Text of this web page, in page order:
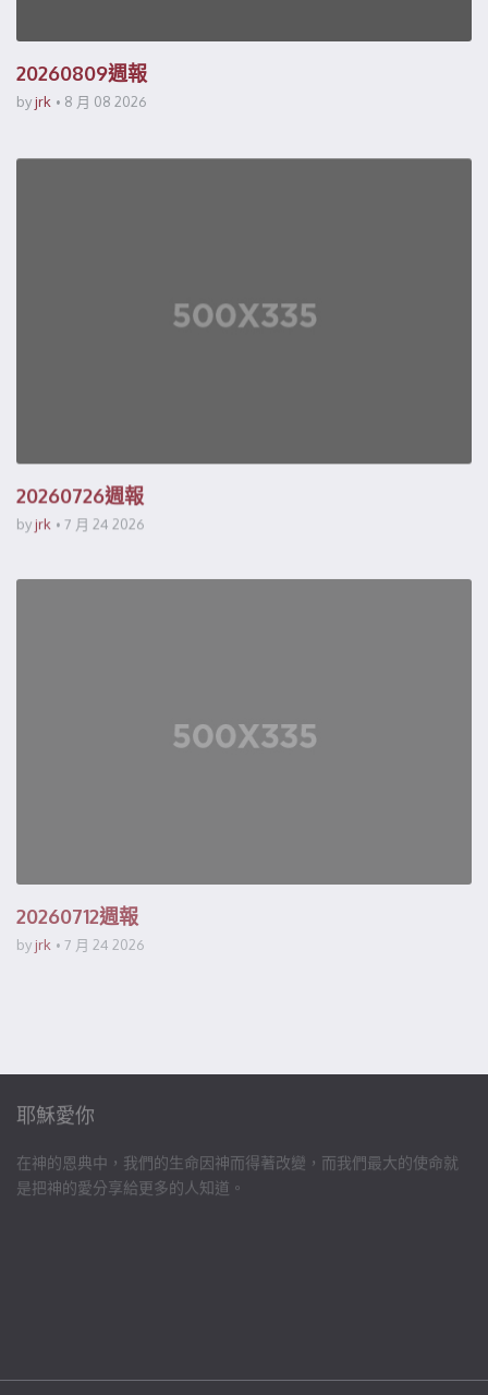
20260809週報
byjrk 8 月 08 2026
20260726週報
by jrk 7 月 24 2026
20260712週報
byjrk 7 月 24 2026
耶穌愛你
在神的恩典中，我們的生命因神而得著改變，而我們最大的使命就
是把神的愛分享給更多的人知道。